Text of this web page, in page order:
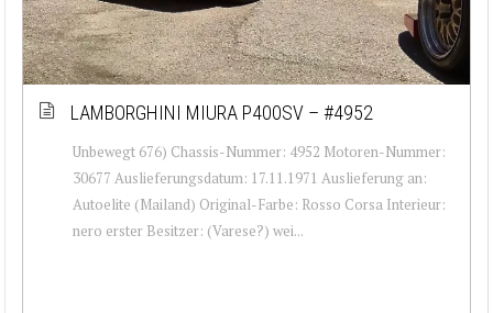
LAMBORGHINI MIURA P400SV – #4952
Unbewegt 676) Chassis-Nummer: 4952 Motoren-Nummer:
30677 Auslieferungsdatum: 17.11.1971 Auslieferung an:
Autoelite (Mailand) Original-Farbe: Rosso Corsa Interieur:
nero erster Besitzer: (Varese?) wei...